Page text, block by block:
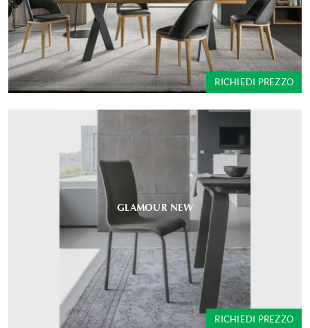
RICHIEDI PREZZO
GLAMOUR NEW
RICHIEDI PREZZO